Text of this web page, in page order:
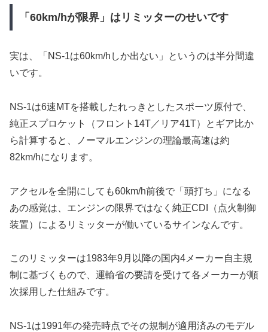
「60km/hが限界」はリミッターのせいです
実は、「NS-1は60km/hしか出ない」というのは半分間違
いです。
NS-1は6速MTを搭載したれっきとしたスポーツ原付で、
純正スプロケット（フロント14T／リア41T）とギア比か
ら計算すると、ノーマルエンジンの理論最高速は約
82km/hになります。
アクセルを全開にしても60km/h前後で「頭打ち」になる
あの感覚は、エンジンの限界ではなく純正CDI（点火制御
装置）によるリミッターが働いているサインなんです。
このリミッターは1983年9月以降の国内4メーカー自主規
制に基づくもので、運輸省の要請を受けて各メーカーが順
次採用した仕組みです。
NS-1は1991年の発売時点でその規制が適用済みのモデル